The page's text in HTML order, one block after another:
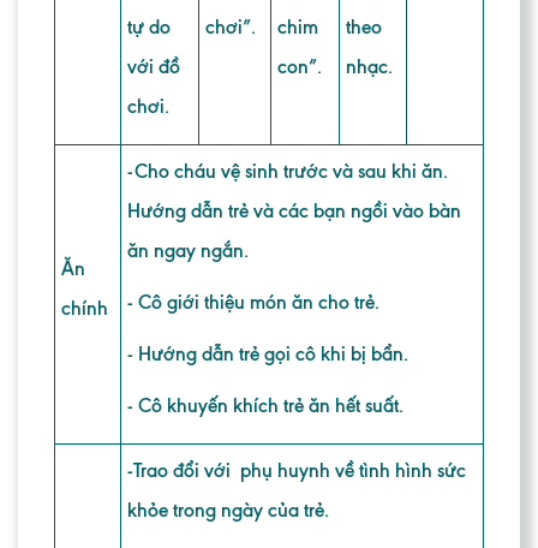
tự do
với đồ
chơi.
chơi”.
chim
con”.
theo
nhạc.
Ăn
chính
-Cho cháu vệ sinh trước và sau khi ăn.
Hướng dẫn trẻ và các bạn ngồi vào bàn
ăn ngay ngắn.
- Cô giới thiệu món ăn cho trẻ.
- Hướng dẫn trẻ gọi cô khi bị bẩn.
- Cô khuyến khích trẻ ăn hết suất.
-Trao đổi với phụ huynh về tình hình sức
khỏe trong ngày của trẻ.